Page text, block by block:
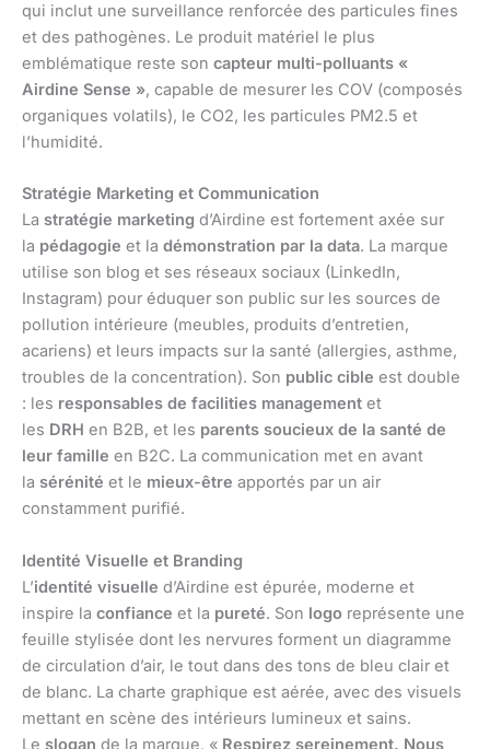
qui inclut une surveillance renforcée des particules fines
et des pathogènes. Le produit matériel le plus
emblématique reste son capteur multi-polluants «
Airdine Sense », capable de mesurer les COV (composés
organiques volatils), le CO2, les particules PM2.5 et
l’humidité.
Stratégie Marketing et Communication
La stratégie marketing d’Airdine est fortement axée sur
la pédagogie et la démonstration par la data. La marque
utilise son blog et ses réseaux sociaux (LinkedIn,
Instagram) pour éduquer son public sur les sources de
pollution intérieure (meubles, produits d’entretien,
acariens) et leurs impacts sur la santé (allergies, asthme,
troubles de la concentration). Son public cible est double
: les responsables de facilities management et
les DRH en B2B, et les parents soucieux de la santé de
leur famille en B2C. La communication met en avant
la sérénité et le mieux-être apportés par un air
constamment purifié.
Identité Visuelle et Branding
L’identité visuelle d’Airdine est épurée, moderne et
inspire la confiance et la pureté. Son logo représente une
feuille stylisée dont les nervures forment un diagramme
de circulation d’air, le tout dans des tons de bleu clair et
de blanc. La charte graphique est aérée, avec des visuels
mettant en scène des intérieurs lumineux et sains.
Le slogan de la marque, « Respirez sereinement. Nous